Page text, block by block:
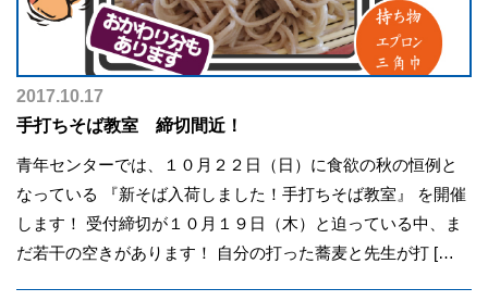
2017.10.17
手打ちそば教室 締切間近！
青年センターでは、１０月２２日（日）に食欲の秋の恒例と
なっている 『新そば入荷しました！手打ちそば教室』 を開催
します！ 受付締切が１０月１９日（木）と迫っている中、ま
だ若干の空きがあります！ 自分の打った蕎麦と先生が打 […